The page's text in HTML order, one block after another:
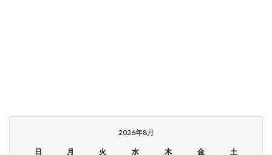
2026年8月
日 月 火 水 木 金 土